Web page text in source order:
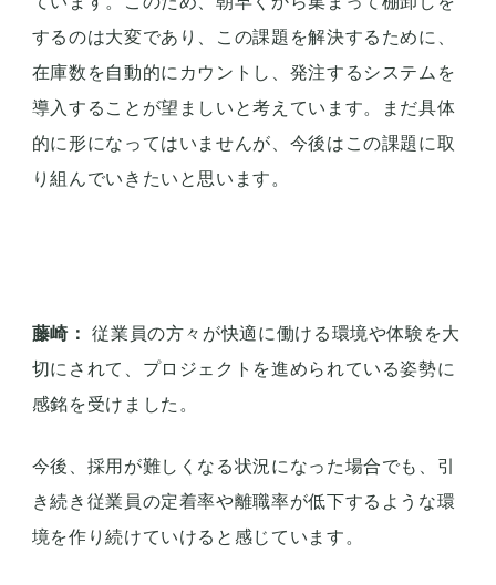
電話対応には人的コストがかかるため、タイムリー
に対応することが難しかったり、「言った言わな
い」などの齟齬も生まれやすいです。相談や問い合
わせに対して、お互いの理解が進まないことがある
ため、この課題を解決したいと思っています。
するのは大変であり、この課題を解決するために、
在庫数を自動的にカウントし、発注するシステムを
導入することが望ましいと考えています。まだ具体
り組んでいきたいと思います。